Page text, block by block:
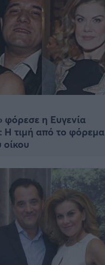
φόρεσε η Ευγενία
Η τιμή από το φόρεμα